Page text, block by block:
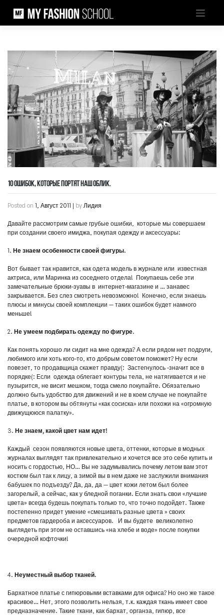
10 ОШИБОК, КОТОРЫЕ ПОРТЯТ НАШ ОБЛИК.
Posted on 1, Август 2011 | by Лидия
Давайте рассмотрим самые грубые ошибки, которые мы совершаем
при создании своего имиджа, покупая одежду и аксессуары:
1. Не знаем особенности своей фигуры.
Вот бывает так нравится, как одета модель в журнале или известная
актриса, или Маринка из соседнего отдела! Покупаешь себе эти
замечательные брюки-зуавы в интернет-магазине и … занавес
закрывается. Без слез смотреть невозможно! Конечно, если знаешь
плюсы и минусы своей комплекции — таких ошибок будет намного
меньше!
2. Не умеем подбирать одежду по фигуре.
Как понять хорошо ли сидит на мне одежда? А если рядом нет подруги,
любимого или хоть кого-то, кто добрым советом поможет? Ну если
повезет, то продавщица скажет правду(: Застегнулось -значит все в
порядке(: Если одежда облегает контуры тела, не натягивается и не
пузырится, не висит мешком, тогда смело покупайте. Обязательно
должно быть удобство для движений и не в коем случае не покупайте
платье, в котором вы обтянуты «как сосиска» или похожи на «огромную
движущююся палатку».
3. Не знаем, какой цвет нам идет!
Каждый сезон появляются новые цвета, оттенки, которые в модных
журналах выглядят так привлекательно и хочется все это себе купить и
носить с гордостью, НО… Вы не задумывались почему летом вам этот
костюм был так к лицу, а зимой вы в нем даже не заслужили внимания
бабушек по подъезду? Да, да, да — цвет кожи летом был более
загорелый, а сейчас, как у бледной поганки. Если знать свои «лучшие
цвета» всегда будешь покупать только то, что точно подойдет. Также
постепенно придет умение «смешивать разные цвета » своих
предметов гардероба и аксессуаров. И вы будете великолепно
выглядеть при этом не оставшись «на хлебе и воде» после покупки
очередной кофточки!
4. Неуместный выбор тканей.
Бархатное платье с гипюровыми вставками для офиса? Но оно же такое
красивое… Нет, этого позволить нельзя, т.к. каждая ткань имеет свое
предназначение. Такие ткани, как бархат, органза, гипюр, все